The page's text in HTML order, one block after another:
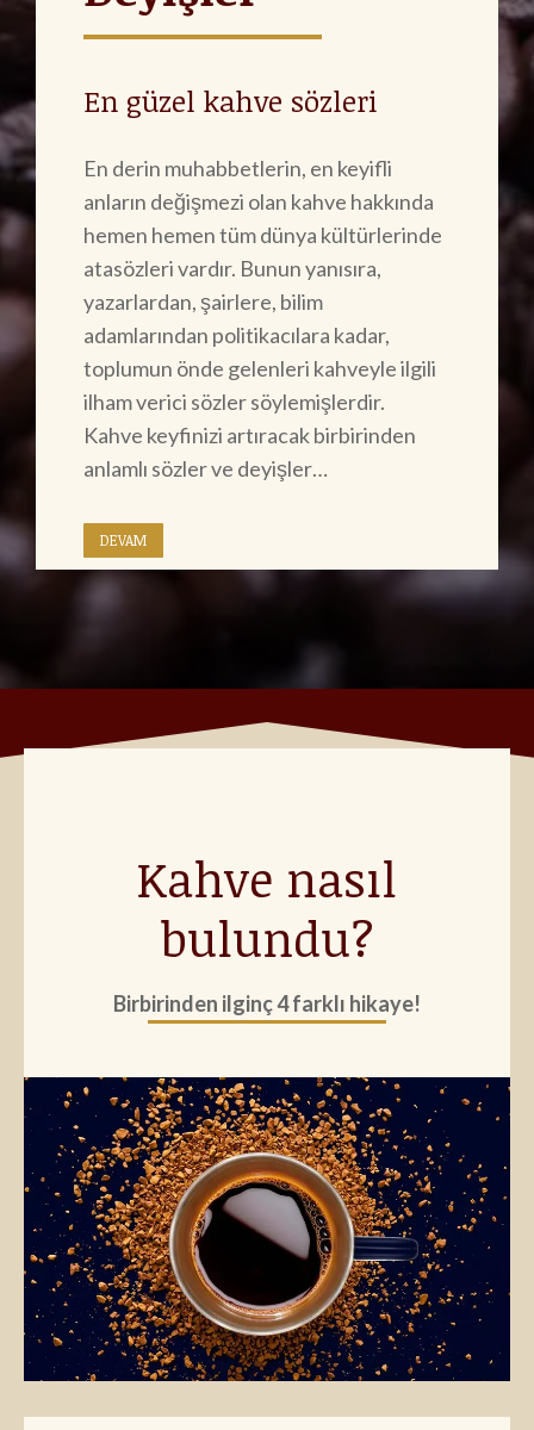
En güzel kahve sözleri
En derin muhabbetlerin, en keyifli
anların değişmezi olan kahve hakkında
hemen hemen tüm dünya kültürlerinde
atasözleri vardır. Bunun yanısıra,
yazarlardan, şairlere, bilim
adamlarından politikacılara kadar,
toplumun önde gelenleri kahveyle ilgili
ilham verici sözler söylemişlerdir.
Kahve keyfinizi artıracak birbirinden
anlamlı sözler ve deyişler…
DEVAM
Kahve nasıl
bulundu?
Birbirinden ilginç 4 farklı hikaye!